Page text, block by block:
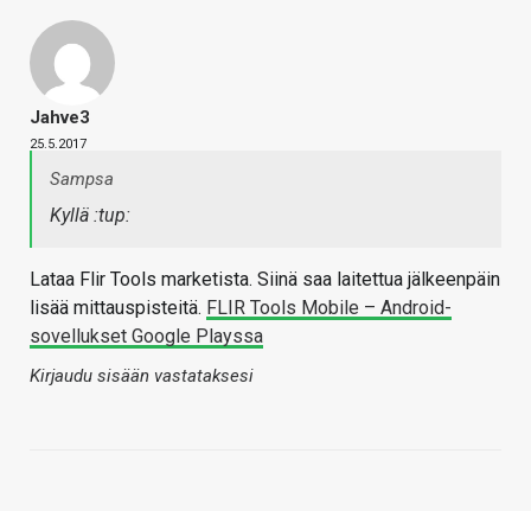
Jahve3
25.5.2017
Sampsa
Kyllä :tup:
Lataa Flir Tools marketista. Siinä saa laitettua jälkeenpäin
lisää mittauspisteitä. FLIR Tools Mobile – Android-
sovellukset Google Playssa
Kirjaudu sisään vastataksesi